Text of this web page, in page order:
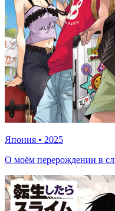
Япония • 2025
О моём перерождении в